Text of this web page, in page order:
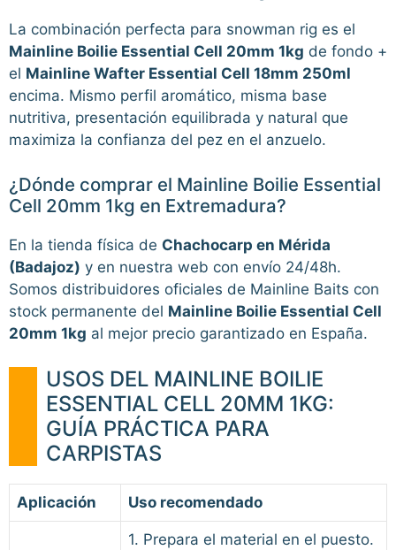
La combinación perfecta para snowman rig es el
Mainline Boilie Essential Cell 20mm 1kg de fondo +
el Mainline Wafter Essential Cell 18mm 250ml
encima. Mismo perfil aromático, misma base
nutritiva, presentación equilibrada y natural que
maximiza la confianza del pez en el anzuelo.
¿Dónde comprar el Mainline Boilie Essential
Cell 20mm 1kg en Extremadura?
En la tienda física de Chachocarp en Mérida
(Badajoz) y en nuestra web con envío 24/48h.
Somos distribuidores oficiales de Mainline Baits con
stock permanente del Mainline Boilie Essential Cell
20mm 1kg al mejor precio garantizado en España.
USOS DEL MAINLINE BOILIE
ESSENTIAL CELL 20MM 1KG:
GUÍA PRÁCTICA PARA
CARPISTAS
Aplicación Uso recomendado
1. Prepara el material en el puesto.